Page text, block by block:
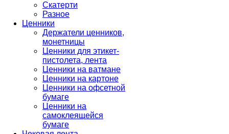
Скатерти
Разное
Ценники
Держатели ценников,
монетницы
Ценники для этикет-
пистолета, лента
Ценники на ватмане
Ценники на картоне
Ценники на офсетной
бумаге
Ценники на
самоклеящейся
бумаге